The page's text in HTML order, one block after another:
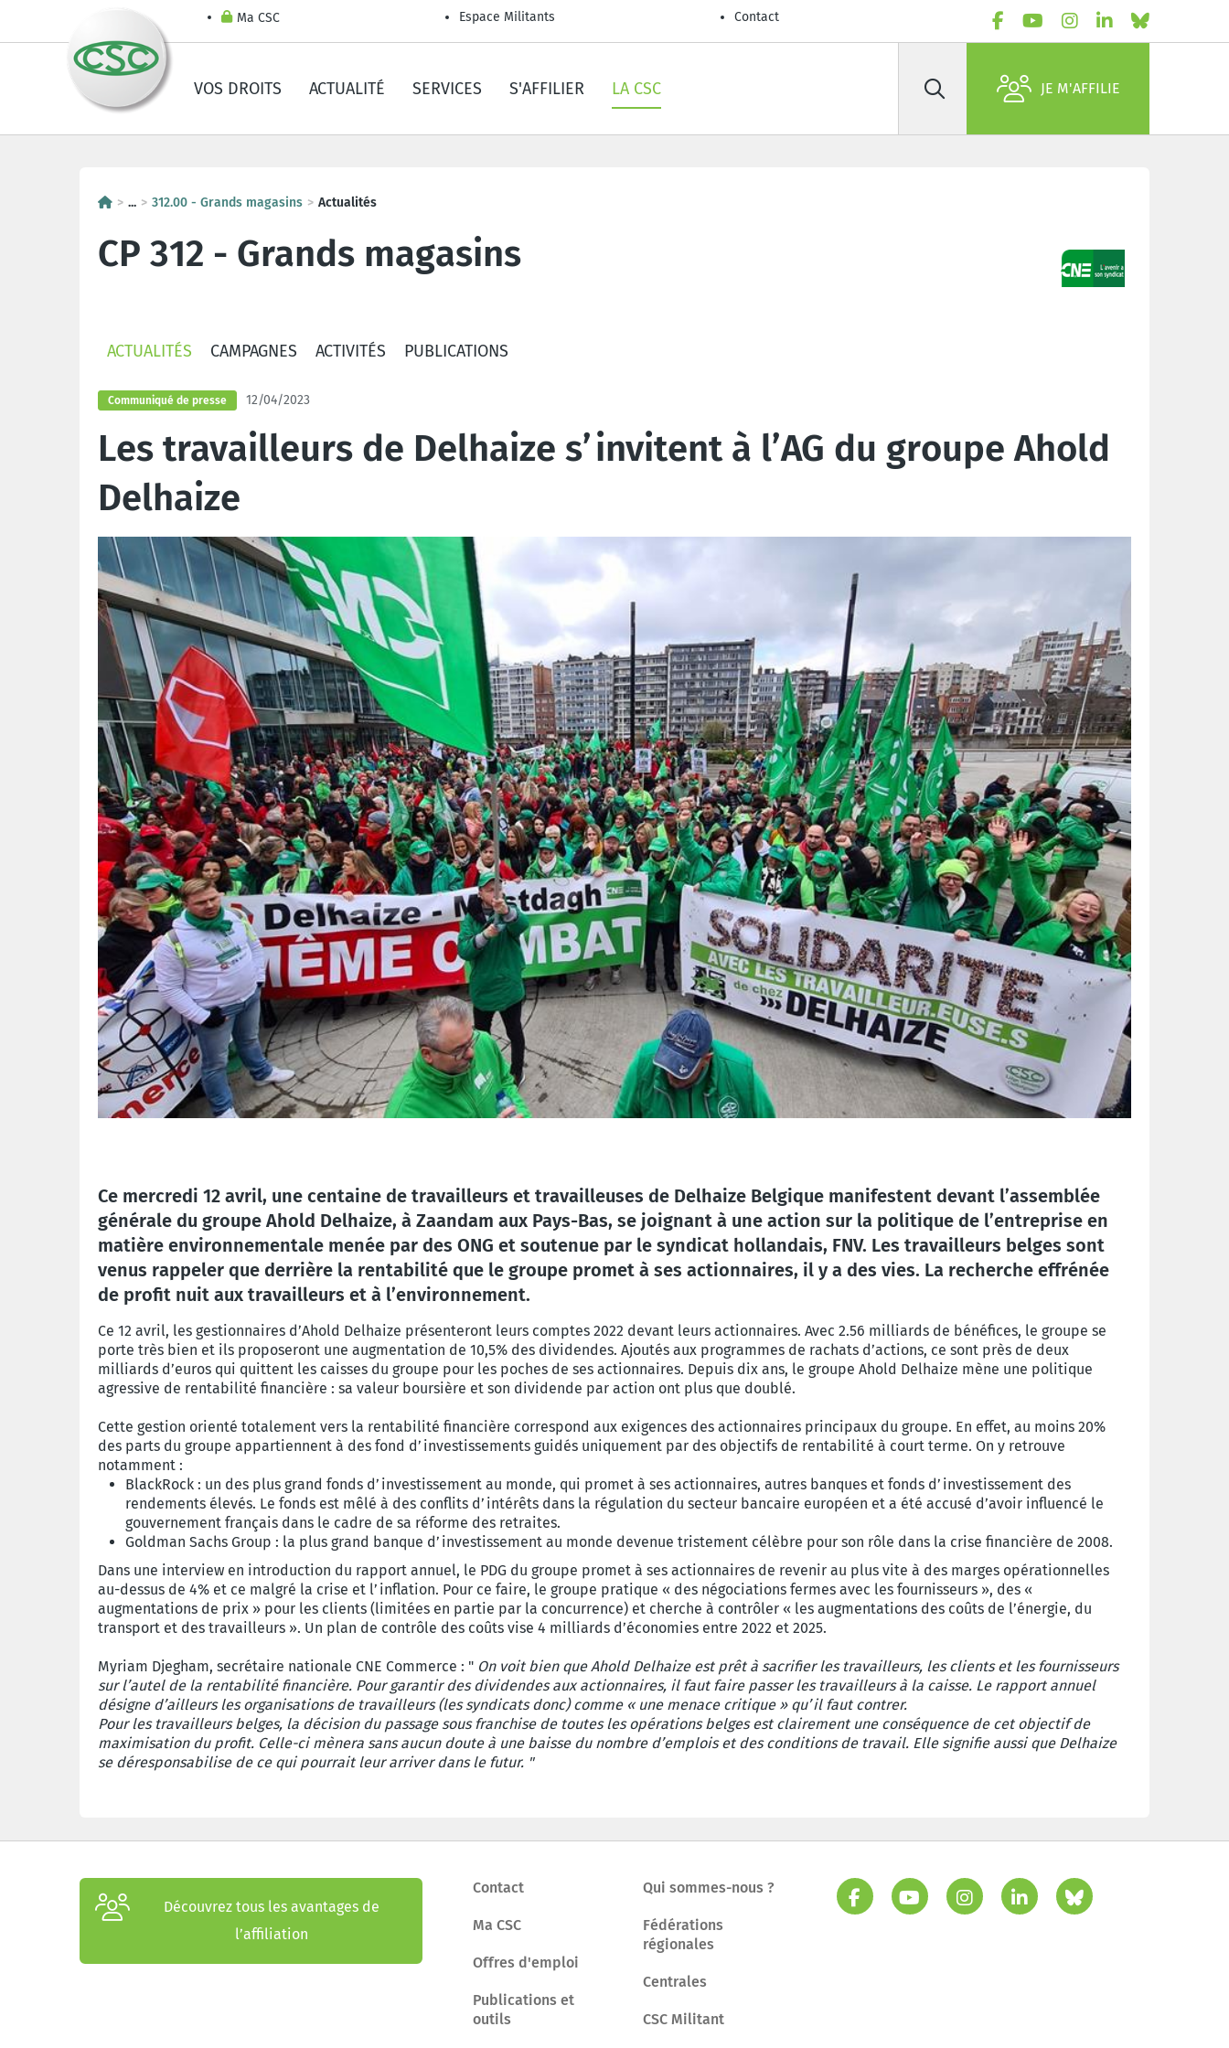
Ma CSC Espace Militants Contact
VOS DROITS ACTUALITÉ SERVICES S'AFFILIER LA CSC Rechercher JE M'AFFILIE
... 312.00 - Grands magasins Actualités
CP 312 - Grands magasins
ACTUALITÉS CAMPAGNES ACTIVITÉS PUBLICATIONS
Communiqué de presse 12/04/2023
Les travailleurs de Delhaize s’invitent à l’AG du groupe Ahold
Delhaize
Ce mercredi 12 avril, une centaine de travailleurs et travailleuses de Delhaize Belgique manifestent devant l’assemblée
générale du groupe Ahold Delhaize, à Zaandam aux Pays-Bas, se joignant à une action sur la politique de l’entreprise en
matière environnementale menée par des ONG et soutenue par le syndicat hollandais, FNV. Les travailleurs belges sont
venus rappeler que derrière la rentabilité que le groupe promet à ses actionnaires, il y a des vies. La recherche effrénée
de profit nuit aux travailleurs et à l’environnement.
Ce 12 avril, les gestionnaires d’Ahold Delhaize présenteront leurs comptes 2022 devant leurs actionnaires. Avec 2.56 milliards de bénéfices, le groupe se
porte très bien et ils proposeront une augmentation de 10,5% des dividendes. Ajoutés aux programmes de rachats d’actions, ce sont près de deux
milliards d’euros qui quittent les caisses du groupe pour les poches de ses actionnaires. Depuis dix ans, le groupe Ahold Delhaize mène une politique
agressive de rentabilité financière : sa valeur boursière et son dividende par action ont plus que doublé.
Cette gestion orienté totalement vers la rentabilité financière correspond aux exigences des actionnaires principaux du groupe. En effet, au moins 20%
des parts du groupe appartiennent à des fond d’investissements guidés uniquement par des objectifs de rentabilité à court terme. On y retrouve
notamment :
BlackRock : un des plus grand fonds d’investissement au monde, qui promet à ses actionnaires, autres banques et fonds d’investissement des
rendements élevés. Le fonds est mêlé à des conflits d’intérêts dans la régulation du secteur bancaire européen et a été accusé d’avoir influencé le
gouvernement français dans le cadre de sa réforme des retraites.
Goldman Sachs Group : la plus grand banque d’investissement au monde devenue tristement célèbre pour son rôle dans la crise financière de 2008.
Dans une interview en introduction du rapport annuel, le PDG du groupe promet à ses actionnaires de revenir au plus vite à des marges opérationnelles
au-dessus de 4% et ce malgré la crise et l’inflation. Pour ce faire, le groupe pratique « des négociations fermes avec les fournisseurs », des «
augmentations de prix » pour les clients (limitées en partie par la concurrence) et cherche à contrôler « les augmentations des coûts de l’énergie, du
transport et des travailleurs ». Un plan de contrôle des coûts vise 4 milliards d’économies entre 2022 et 2025.
Myriam Djegham, secrétaire nationale CNE Commerce : " On voit bien que Ahold Delhaize est prêt à sacrifier les travailleurs, les clients et les fournisseurs
sur l’autel de la rentabilité financière. Pour garantir des dividendes aux actionnaires, il faut faire passer les travailleurs à la caisse. Le rapport annuel
désigne d’ailleurs les organisations de travailleurs (les syndicats donc) comme « une menace critique » qu’il faut contrer.
Pour les travailleurs belges, la décision du passage sous franchise de toutes les opérations belges est clairement une conséquence de cet objectif de
maximisation du profit. Celle-ci mènera sans aucun doute à une baisse du nombre d’emplois et des conditions de travail. Elle signifie aussi que Delhaize
se déresponsabilise de ce qui pourrait leur arriver dans le futur. "
Découvrez tous les avantages de
l’affiliation
Contact
Ma CSC
Offres d'emploi
Publications et
outils
Qui sommes-nous ?
Fédérations
régionales
Centrales
CSC Militant